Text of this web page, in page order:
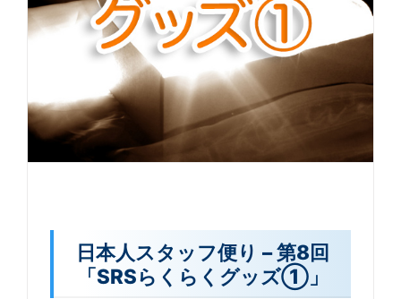
日本人スタッフ便り – 第8回
「SRSらくらくグッズ①」